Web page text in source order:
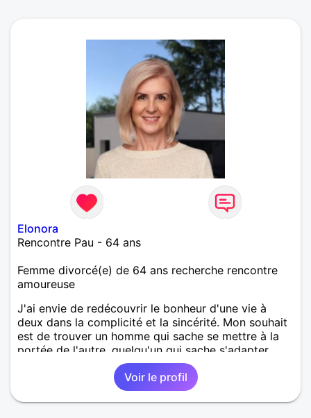
Elonora
Rencontre Pau - 64 ans
Femme divorcé(e) de 64 ans recherche rencontre
amoureuse
J'ai envie de redécouvrir le bonheur d'une vie à
deux dans la complicité et la sincérité. Mon souhait
est de trouver un homme qui sache se mettre à la
portée de l'autre, quelqu'un qui sache s'adapter
pour le bonheur de chacun.
Voir le profil